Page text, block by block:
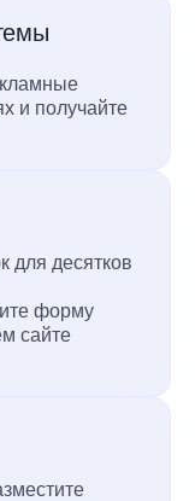
и получайте
для десятков
форму
сайте